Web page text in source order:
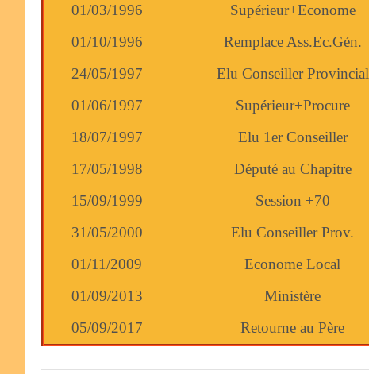
01/03/1996
Supérieur+Econome
01/10/1996
Remplace Ass.Ec.Gén.
24/05/1997
Elu Conseiller Provincial
01/06/1997
Supérieur+Procure
18/07/1997
Elu 1er Conseiller
17/05/1998
Député au Chapitre
15/09/1999
Session +70
31/05/2000
Elu Conseiller Prov.
01/11/2009
Econome Local
01/09/2013
Ministère
05/09/2017
Retourne au Père